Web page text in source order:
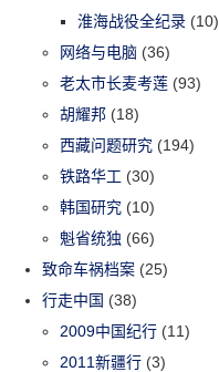
淮海战役全纪录 (10)
网络与电脑 (36)
老太市长麦考莲 (93)
胡耀邦 (18)
西藏问题研究 (194)
铁路华工 (30)
韩国研究 (10)
魁省统独 (66)
致命车祸档案 (25)
行走中国 (38)
2009中国纪行 (11)
2011新疆行 (3)